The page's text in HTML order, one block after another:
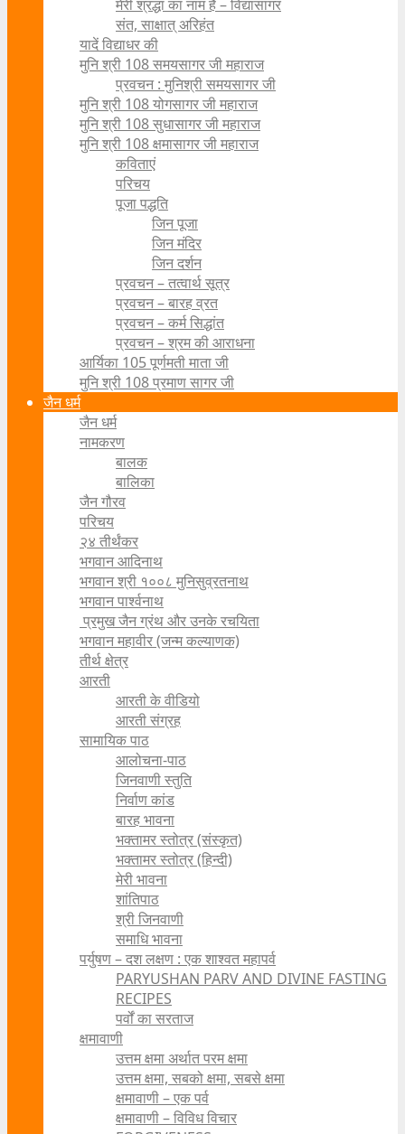
मेरी श्रद्धा का नाम है – विद्यासागर
संत, साक्षात् अरिहंत
यादें विद्याधर की
मुनि श्री 108 समयसागर जी महाराज
प्रवचन : मुनिश्री समयसागर जी
मुनि श्री 108 योगसागर जी महाराज
मुनि श्री 108 सुधासागर जी महाराज
मुनि श्री 108 क्षमासागर जी महाराज
कविताएं
परिचय
पूजा पद्धति
जिन पूजा
जिन मंदिर
जिन दर्शन
प्रवचन – तत्वार्थ सूत्र
प्रवचन – बारह व्रत
प्रवचन – कर्म सिद्धांत
प्रवचन – श्रम की आराधना
आर्यिका 105 पूर्णमती माता जी
मुनि श्री 108 प्रमाण सागर जी
जैन धर्म
जैन धर्म
नामकरण
बालक
बालिका
जैन गौरव
परिचय
२४ तीर्थंकर
भगवान आदिनाथ
भगवान श्री १००८ मुनिसुव्रतनाथ
भगवान पार्श्वनाथ
प्रमुख जैन ग्रंथ और उनके रचयिता
भगवान महावीर (जन्म कल्याणक)
तीर्थ क्षेत्र
आरती
आरती के वीडियो
आरती संग्रह
सामायिक पाठ
आलोचना-पाठ
जिनवाणी स्तुति
निर्वाण कांड
बारह भावना
भक्तामर स्तोत्र (संस्कृत)
भक्तामर स्तोत्र (हिन्दी)
मेरी भावना
शांतिपाठ
श्री जिनवाणी
समाधि भावना
पर्युषण – दश लक्षण : एक शाश्वत महापर्व
PARYUSHAN PARV AND DIVINE FASTING
RECIPES
पर्वों का सरताज
क्षमावाणी
उत्तम क्षमा अर्थात परम क्षमा
उत्तम क्षमा, सबको क्षमा, सबसे क्षमा
क्षमावाणी – एक पर्व
क्षमावाणी – विविध विचार